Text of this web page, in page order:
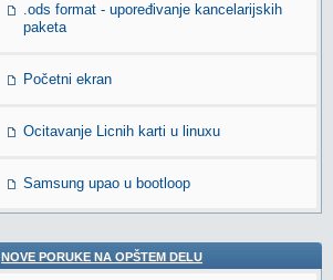
.ods format - upoređivanje kancelarijskih
paketa
Početni ekran
Ocitavanje Licnih karti u linuxu
Samsung upao u bootloop
NOVE PORUKE NA OPŠTEM DELU